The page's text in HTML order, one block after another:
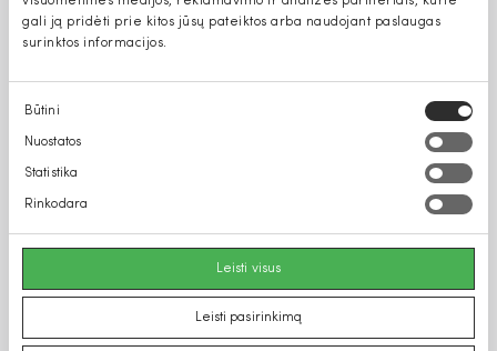
gali ją pridėti prie kitos jūsų pateiktos arba naudojant paslaugas
surinktos informacijos.
Sutikimo
pasirinkimas
Būtini
Nuostatos
Statistika
Rinkodara
Leisti visus
Leisti pasirinkimą